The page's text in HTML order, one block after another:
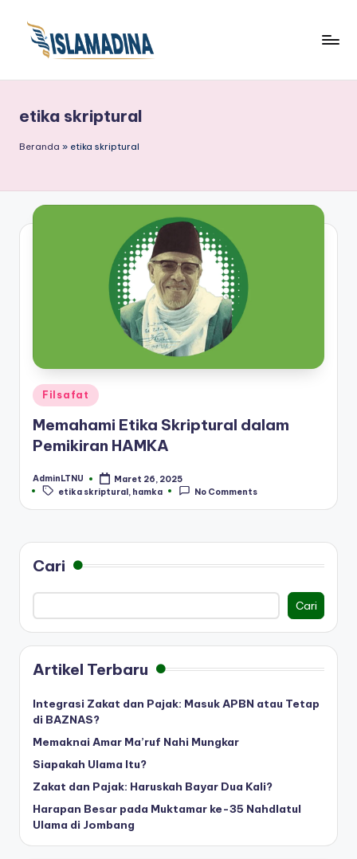
etika skriptural
Beranda » etika skriptural
Posted
in
Filsafat
Memahami Etika Skriptural dalam
Pemikiran HAMKA
Posted
by
AdminLTNU Maret 26, 2025
Tags:
etika skriptural hamka No Comments
Cari
Cari
Artikel Terbaru
Integrasi Zakat dan Pajak: Masuk APBN atau Tetap
di BAZNAS?
Memaknai Amar Ma’ruf Nahi Mungkar
Siapakah Ulama Itu?
Zakat dan Pajak: Haruskah Bayar Dua Kali?
Harapan Besar pada Muktamar ke-35 Nahdlatul
Ulama di Jombang